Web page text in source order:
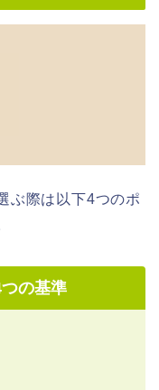
ぶ際は以下4つのポ
の基準